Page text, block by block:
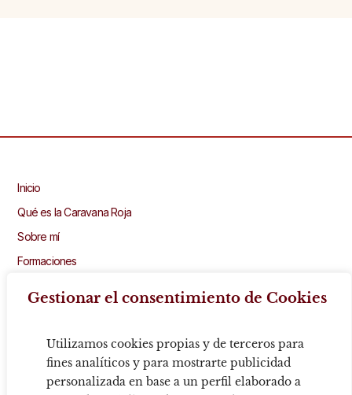
Gestionar el consentimiento de Cookies
Utilizamos cookies propias y de terceros para
fines analíticos y para mostrarte publicidad
personalizada en base a un perfil elaborado a
Inicio
Qué es la Caravana Roja
Sobre mí
Formaciones
Contacto